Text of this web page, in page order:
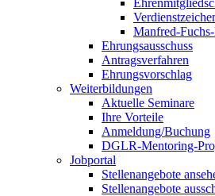
Manfred-
Ehrungsausschuss
Antragsverfahren
Ehrungsvorschlag
Weiterbildungen
Aktuelle Seminare
Ihre Vorteile
Anmeldung/Buchung
DGLR-Mentoring-
Jobportal
Stellenangebote
Stellenangebote